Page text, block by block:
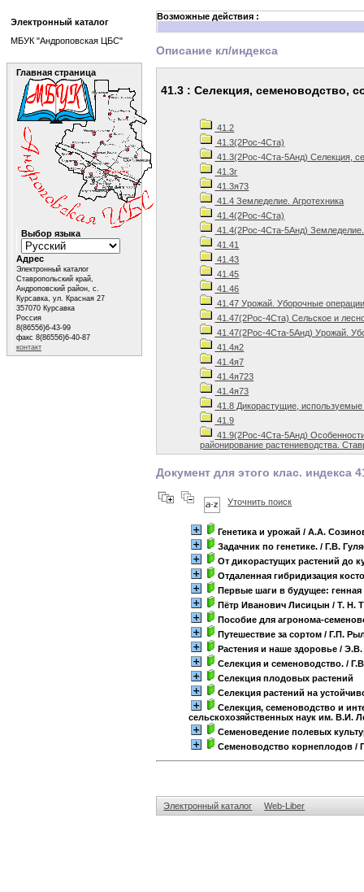
Возможные действия :
Описание кл/индекса
41.3 : Селекция, семеноводство,
41.2
41.3(2Рос-4Ста)
41.3(2Рос-4Ста-5Анд) Селекция,
41.3г
41.3я73
41.4 Земледелие. Агротехника
41.4(2Рос-4Ста)
41.4(2Рос-4Ста-5Анд) Земледелие.
41.41
41.43
41.45
41.46
41.47 Урожай. Уборочные
41.47(2Рос-4Ста) Сельское и
41.47(2Рос-4Ста-5Анд) Урожай.
41.4я2
41.4я7
41.4я723
41.4я73
41.8 Дикорастущие,
41.9
41.9(2Рос-4Ста-5Анд)
районирование растениеводства.
Документ для этого клас. индекса
Уточнить поиск
Генетика и урожай / А.А.
Задачник по генетике. / Г.В.
От дикорастущих растений до
Отдаленная гибридизация
Первые шаги в будущее:
Пётр Иванович Лисицын / Т. Н.
Пособие для агронома-
Путешествие за сортом / Г.П.
Растения и наше здоровье / Э.В.
Селекция и семеноводство. /
Селекция плодовых растений
Селекция растений на
Селекция, семеноводство и
сельскохозяйственных наук им. В.И.
Семеноведение полевых
Семеноводство корнеплодов /
Электронный каталог Web-Liber
Электронный каталог
МБУК "Андроповская ЦБС"
Главная страница
Выбор языка
Адрес
Электронный каталог
Ставропольский край,
Андроповский район, с.
Курсавка, ул. Красная 27
357070 Курсавка
Россия
8(86556)6-43-99
факс 8(86556)6-40-87
контакт